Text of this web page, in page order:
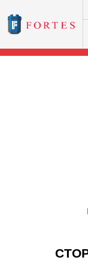
Розумний пошук...
СТО